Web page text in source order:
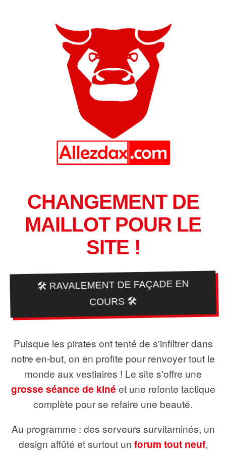
CHANGEMENT DE
MAILLOT POUR LE
SITE !
🛠️ RAVALEMENT DE FAÇADE EN
COURS 🛠️
Puisque les pirates ont tenté de s'infiltrer dans
notre en-but, on en profite pour renvoyer tout le
monde aux vestiaires ! Le site s'offre une
grosse séance de kiné et une refonte tactique
complète pour se refaire une beauté.
Au programme : des serveurs survitaminés, un
design affûté et surtout un forum tout neuf,